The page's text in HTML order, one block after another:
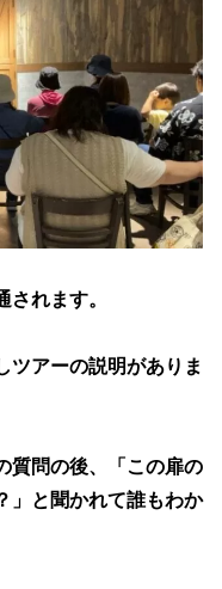
れます。
ツアーの説明がありま
質問の後、「この扉の
」と聞かれて誰もわか